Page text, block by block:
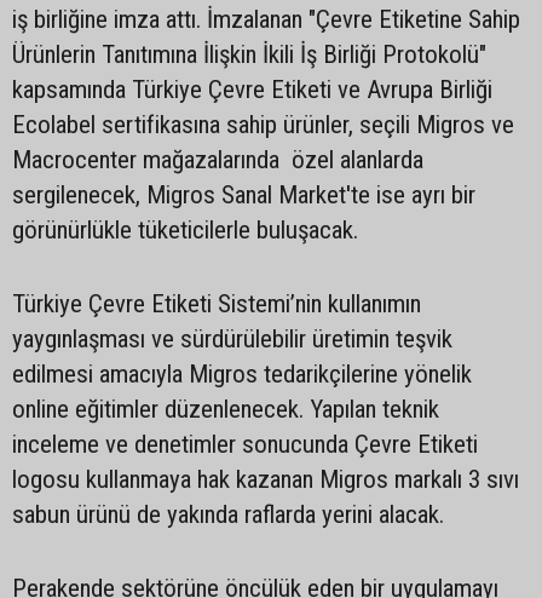
iş birliğine imza attı. İmzalanan "Çevre Etiketine Sahip
Ürünlerin Tanıtımına İlişkin İkili İş Birliği Protokolü"
kapsamında Türkiye Çevre Etiketi ve Avrupa Birliği
Ecolabel sertifikasına sahip ürünler, seçili Migros ve
Macrocenter mağazalarında özel alanlarda
sergilenecek, Migros Sanal Market'te ise ayrı bir
görünürlükle tüketicilerle buluşacak.
Türkiye Çevre Etiketi Sistemi’nin kullanımın
yaygınlaşması ve sürdürülebilir üretimin teşvik
edilmesi amacıyla Migros tedarikçilerine yönelik
online eğitimler düzenlenecek. Yapılan teknik
inceleme ve denetimler sonucunda Çevre Etiketi
logosu kullanmaya hak kazanan Migros markalı 3 sıvı
sabun ürünü de yakında raflarda yerini alacak.
Perakende sektörüne öncülük eden bir uygulamayı